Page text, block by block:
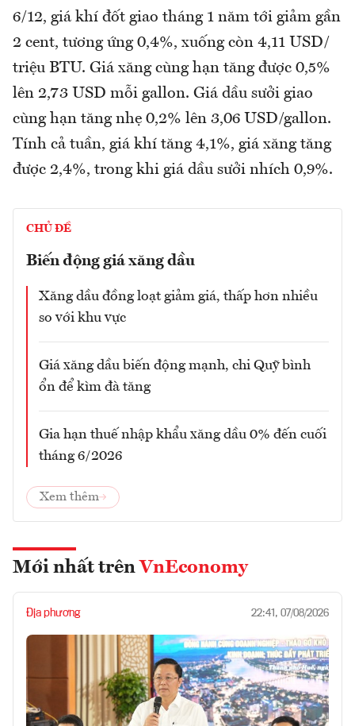
6/12, giá khí đốt giao tháng 1 năm tới giảm gần
2 cent, tương ứng 0,4%, xuống còn 4,11 USD/
triệu BTU. Giá xăng cùng hạn tăng được 0,5%
lên 2,73 USD mỗi gallon. Giá dầu sưởi giao
cùng hạn tăng nhẹ 0,2% lên 3,06 USD/gallon.
Tính cả tuần, giá khí tăng 4,1%, giá xăng tăng
được 2,4%, trong khi giá dầu sưởi nhích 0,9%.
CHỦ ĐỀ
Biến động giá xăng dầu
Xăng dầu đồng loạt giảm giá, thấp hơn nhiều
so với khu vực
Giá xăng dầu biến động mạnh, chi Quỹ bình
ổn để kìm đà tăng
Gia hạn thuế nhập khẩu xăng dầu 0% đến cuối
tháng 6/2026
Xem thêm
Mới nhất trên VnEconomy
Địa phương 22:41, 07/08/2026